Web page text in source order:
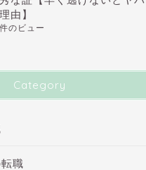
由】
のビュー
Category
職